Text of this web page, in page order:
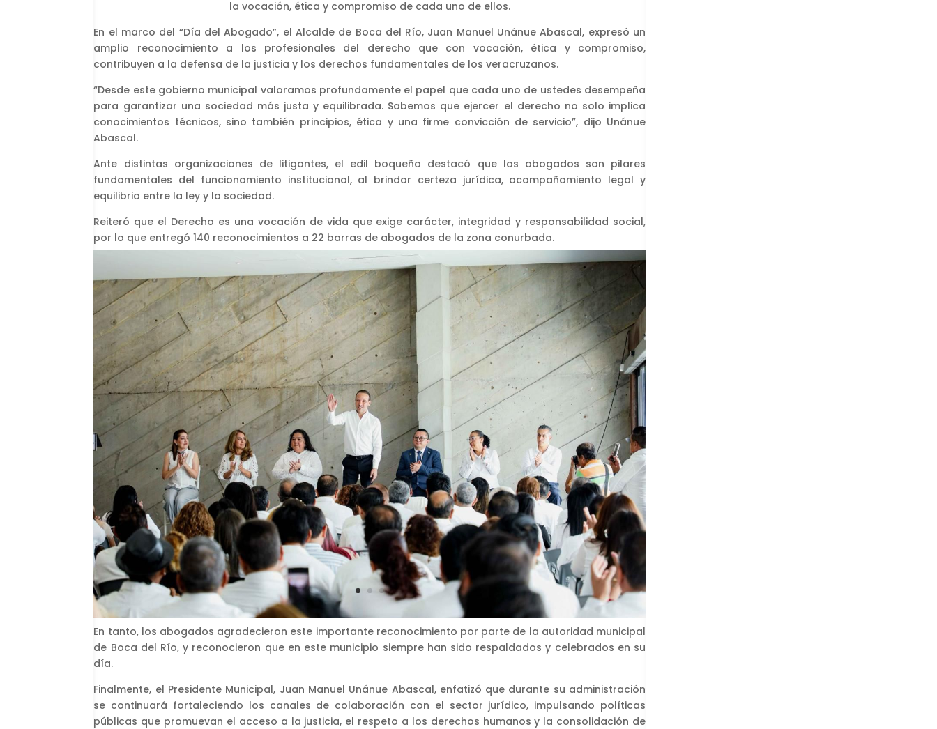
la vocación, ética y compromiso de cada uno de ellos.
En el marco del “Día del Abogado”, el Alcalde de Boca del Río, Juan Manuel Unánue Abascal, expresó un
amplio reconocimiento a los profesionales del derecho que con vocación, ética y compromiso,
contribuyen a la defensa de la justicia y los derechos fundamentales de los veracruzanos.
“Desde este gobierno municipal valoramos profundamente el papel que cada uno de ustedes desempeña
para garantizar una sociedad más justa y equilibrada. Sabemos que ejercer el derecho no solo implica
conocimientos técnicos, sino también principios, ética y una firme convicción de servicio”, dijo Unánue
Abascal.
Ante distintas organizaciones de litigantes, el edil boqueño destacó que los abogados son pilares
fundamentales del funcionamiento institucional, al brindar certeza jurídica, acompañamiento legal y
equilibrio entre la ley y la sociedad.
Reiteró que el Derecho es una vocación de vida que exige carácter, integridad y responsabilidad social,
por lo que entregó 140 reconocimientos a 22 barras de abogados de la zona conurbada.
En tanto, los abogados agradecieron este importante reconocimiento por parte de la autoridad municipal
de Boca del Río, y reconocieron que en este municipio siempre han sido respaldados y celebrados en su
día.
Finalmente, el Presidente Municipal, Juan Manuel Unánue Abascal, enfatizó que durante su administración
se continuará fortaleciendo los canales de colaboración con el sector jurídico, impulsando políticas
públicas que promuevan el acceso a la justicia, el respeto a los derechos humanos y la consolidación de